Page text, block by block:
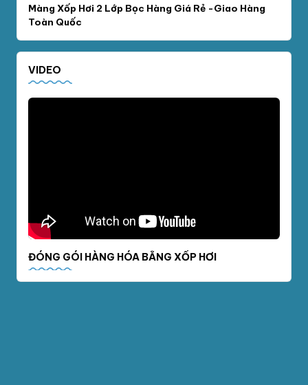
Màng Xốp Hơi 2 Lớp Bọc Hàng Giá Rẻ -Giao Hàng
Toàn Quốc
VIDEO
ĐÓNG GÓI HÀNG HÓA BẰNG XỐP HƠI